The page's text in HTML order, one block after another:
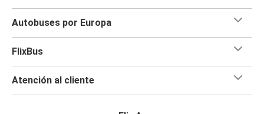
Autobuses por Europa
FlixBus
Atención al cliente